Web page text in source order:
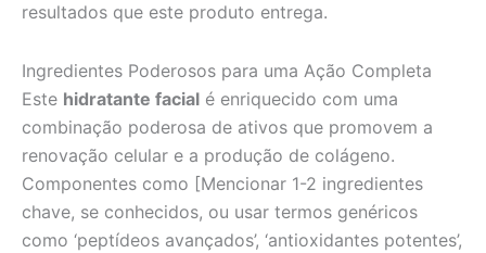
resultados que este produto entrega.
Ingredientes Poderosos para uma Ação Completa
Este hidratante facial é enriquecido com uma
combinação poderosa de ativos que promovem a
renovação celular e a produção de colágeno.
Componentes como [Mencionar 1-2 ingredientes
chave, se conhecidos, ou usar termos genéricos
como ‘peptídeos avançados’, ‘antioxidantes potentes’,